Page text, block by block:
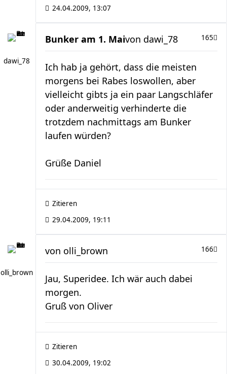
24.04.2009, 13:07
dawi_78
Bunker am 1. Mai 165
von dawi_78
Ich hab ja gehört, dass die meisten
morgens bei Rabes loswollen, aber
vielleicht gibts ja ein paar Langschläfer
oder anderweitig verhinderte die
trotzdem nachmittags am Bunker
laufen würden?
Grüße Daniel
Zitieren
29.04.2009, 19:11
olli_brown
166
von olli_brown
Jau, Superidee. Ich wär auch dabei
morgen.
Gruß von Oliver
Zitieren
30.04.2009, 19:02